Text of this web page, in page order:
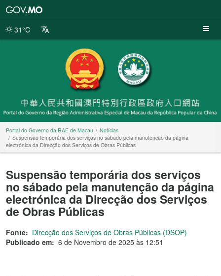
da
31°C
Portal do Governo da RAE de Macau
Notícias
Suspensão temporária dos serviços no sábado pela manutenção da página
electrónica da Direcção dos Serviços de Obras Públicas
Suspensão temporária dos serviços
no sábado pela manutenção da página
electrónica da Direcção dos Serviços
de Obras Públicas
Fonte: Direcção dos Serviços de Obras Públicas (DSOP)
Publicado em: 6 de Novembro de 2025 às 12:51